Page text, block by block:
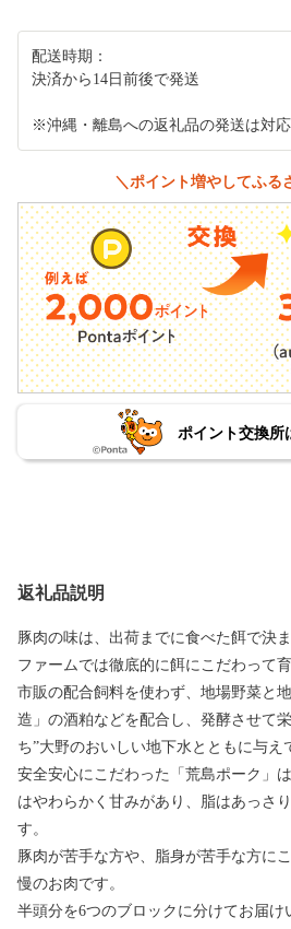
配送時期：
決済から14日前後で発送
※沖縄・離島への返礼品の発送は対応
＼ポイント増やしてふる
ポイント交換所
返礼品説明
豚肉の味は、出荷までに食べた餌で決
ファームでは徹底的に餌にこだわって育
市販の配合飼料を使わず、地場野菜と
造」の酒粕などを配合し、発酵させて
ち”大野のおいしい地下水とともに与え
安全安心にこだわった「荒島ポーク」
はやわらかく甘みがあり、脂はあっさ
す。
豚肉が苦手な方や、脂身が苦手な方に
慢のお肉です。
半頭分を6つのブロックに分けてお届け